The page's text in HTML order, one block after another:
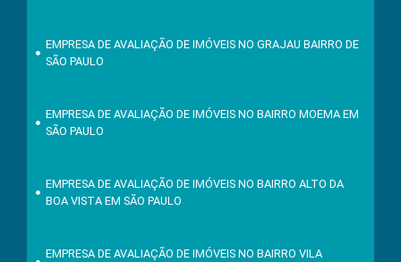
EMPRESA DE AVALIAÇÃO DE IMÓVEIS NO GRAJAU BAIRRO DE
SÃO PAULO
EMPRESA DE AVALIAÇÃO DE IMÓVEIS NO BAIRRO MOEMA EM
SÃO PAULO
EMPRESA DE AVALIAÇÃO DE IMÓVEIS NO BAIRRO ALTO DA
BOA VISTA EM SÃO PAULO
EMPRESA DE AVALIAÇÃO DE IMÓVEIS NO BAIRRO VILA